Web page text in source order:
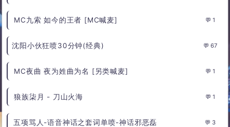
MC九索 如今的王者 [MC喊麦] 1
沈阳小伙狂喷30分钟(经典) 67
MC夜曲 夜为姓曲为名 [另类喊麦] 1
狼族柒月 - 刀山火海 1
五项骂人-语音神话之套词单喷-神话邪恶磊 3